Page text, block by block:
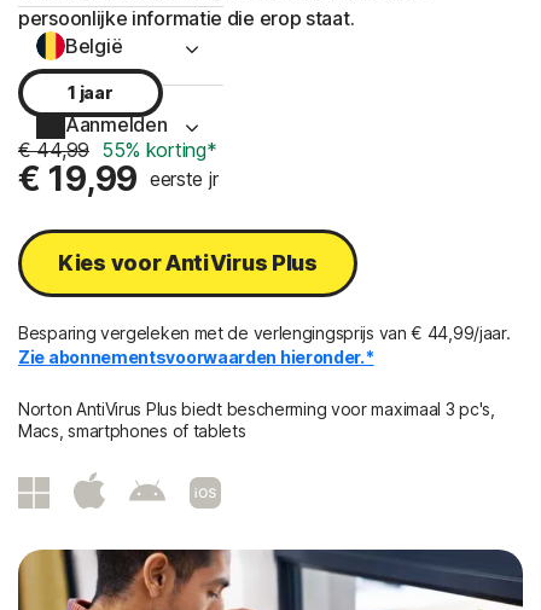
België
Aanmelden
persoonlijke informatie die erop staat.
1 jaar
€ 44,99 55% korting*
€ 19,99 eerste jr
Kies voor AntiVirus Plus
Besparing vergeleken met de verlengingsprijs van € 44,99/jaar.
Zie abonnementsvoorwaarden hieronder.*
Norton AntiVirus Plus biedt bescherming voor maximaal 3 pc's,
Macs, smartphones of tablets